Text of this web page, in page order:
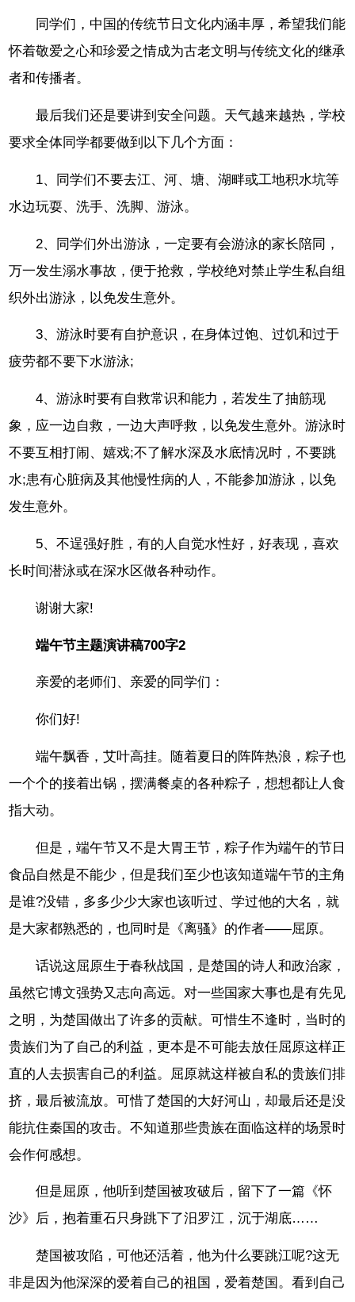
同学们，中国的传统节日文化内涵丰厚，希望我们能
怀着敬爱之心和珍爱之情成为古老文明与传统文化的继承
者和传播者。
最后我们还是要讲到安全问题。天气越来越热，学校
要求全体同学都要做到以下几个方面：
1、同学们不要去江、河、塘、湖畔或工地积水坑等
水边玩耍、洗手、洗脚、游泳。
2、同学们外出游泳，一定要有会游泳的家长陪同，
万一发生溺水事故，便于抢救，学校绝对禁止学生私自组
织外出游泳，以免发生意外。
3、游泳时要有自护意识，在身体过饱、过饥和过于
疲劳都不要下水游泳;
4、游泳时要有自救常识和能力，若发生了抽筋现
象，应一边自救，一边大声呼救，以免发生意外。游泳时
不要互相打闹、嬉戏;不了解水深及水底情况时，不要跳
水;患有心脏病及其他慢性病的人，不能参加游泳，以免
发生意外。
5、不逞强好胜，有的人自觉水性好，好表现，喜欢
长时间潜泳或在深水区做各种动作。
谢谢大家!
端午节主题演讲稿700字2
亲爱的老师们、亲爱的同学们：
你们好!
端午飘香，艾叶高挂。随着夏日的阵阵热浪，粽子也
一个个的接着出锅，摆满餐桌的各种粽子，想想都让人食
指大动。
但是，端午节又不是大胃王节，粽子作为端午的节日
食品自然是不能少，但是我们至少也该知道端午节的主角
是谁?没错，多多少少大家也该听过、学过他的大名，就
是大家都熟悉的，也同时是《离骚》的作者——屈原。
话说这屈原生于春秋战国，是楚国的诗人和政治家，
虽然它博文强势又志向高远。对一些国家大事也是有先见
之明，为楚国做出了许多的贡献。可惜生不逢时，当时的
贵族们为了自己的利益，更本是不可能去放任屈原这样正
直的人去损害自己的利益。屈原就这样被自私的贵族们排
挤，最后被流放。可惜了楚国的大好河山，却最后还是没
能抗住秦国的攻击。不知道那些贵族在面临这样的场景时
会作何感想。
但是屈原，他听到楚国被攻破后，留下了一篇《怀
沙》后，抱着重石只身跳下了汨罗江，沉于湖底……
楚国被攻陷，可他还活着，他为什么要跳江呢?这无
非是因为他深深的爱着自己的祖国，爱着楚国。看到自己